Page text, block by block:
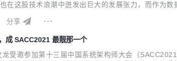
在这股技术浪潮中迸发出巨大的发展张力，而作为
分享
成 SACC2021 最靓那一个
受邀参加第十三届中国系统架构师大会（